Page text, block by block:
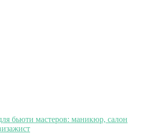
бьюти мастеров: маникюр, салон